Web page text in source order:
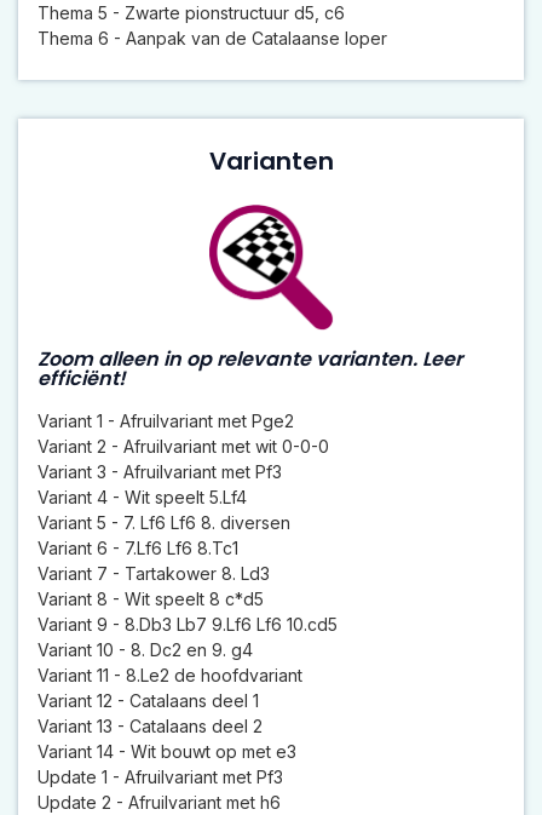
Thema 5 - Zwarte pionstructuur d5, c6
Thema 6 - Aanpak van de Catalaanse loper
Varianten
Zoom alleen in op relevante varianten. Leer
efficiënt!
Variant 1 - Afruilvariant met Pge2
Variant 2 - Afruilvariant met wit 0-0-0
Variant 3 - Afruilvariant met Pf3
Variant 4 - Wit speelt 5.Lf4
Variant 5 - 7. Lf6 Lf6 8. diversen
Variant 6 - 7.Lf6 Lf6 8.Tc1
Variant 7 - Tartakower 8. Ld3
Variant 8 - Wit speelt 8 c*d5
Variant 9 - 8.Db3 Lb7 9.Lf6 Lf6 10.cd5
Variant 10 - 8. Dc2 en 9. g4
Variant 11 - 8.Le2 de hoofdvariant
Variant 12 - Catalaans deel 1
Variant 13 - Catalaans deel 2
Variant 14 - Wit bouwt op met e3
Update 1 - Afruilvariant met Pf3
Update 2 - Afruilvariant met h6